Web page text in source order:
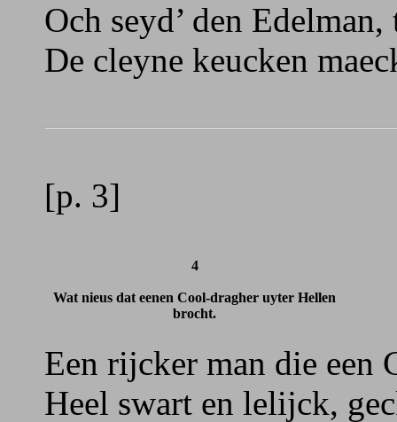
Och seyd’ den
De cleyne keucken
[p. 3]
4
Wat nieus dat eenen Cool-dragher uyter Hellen
brocht.
Een rijcker man die een
Heel swart en lelijck,